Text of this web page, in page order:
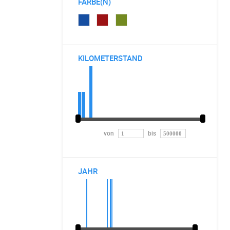
KILOMETERSTAND
von bis
JAHR